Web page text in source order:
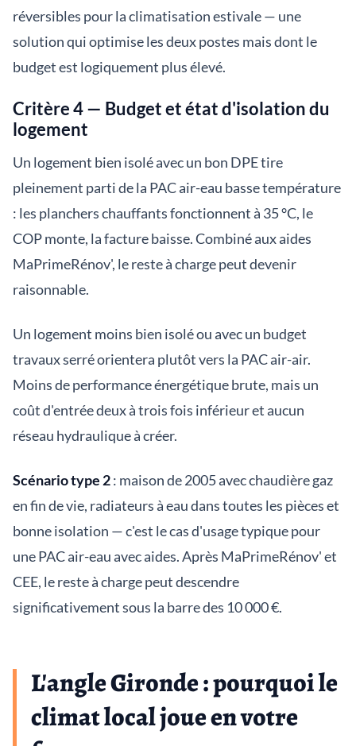
réversibles pour la climatisation estivale — une
solution qui optimise les deux postes mais dont le
budget est logiquement plus élevé.
Critère 4 — Budget et état d'isolation du
logement
Un logement bien isolé avec un bon DPE tire
pleinement parti de la PAC air-eau basse température
: les planchers chauffants fonctionnent à 35 °C, le
COP monte, la facture baisse. Combiné aux aides
MaPrimeRénov', le reste à charge peut devenir
raisonnable.
Un logement moins bien isolé ou avec un budget
travaux serré orientera plutôt vers la PAC air-air.
Moins de performance énergétique brute, mais un
coût d'entrée deux à trois fois inférieur et aucun
réseau hydraulique à créer.
Scénario type 2: maison de 2005 avec chaudière gaz
en fin de vie, radiateurs à eau dans toutes les pièces et
bonne isolation — c'est le cas d'usage typique pour
une PAC air-eau avec aides. Après MaPrimeRénov' et
CEE, le reste à charge peut descendre
significativement sous la barre des 10 000 €.
L'angle Gironde : pourquoi le
climat local joue en votre